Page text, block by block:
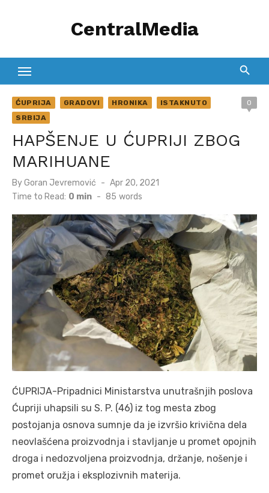
CentralMedia
ĆUPRIJA GRADOVI HRONIKA
ISTAKNUTO
SRBIJA
0
HAPŠENJE U ĆUPRIJI ZBOG
MARIHUANE
ByGoran Jevremović
Posted
on
Apr 20, 2021
Time to Read: 0 min - 85 words
ĆUPRIJA-Pripadnici Ministarstva unutrašnjih poslova
Ćupriji uhapsili su S. P. (46) iz tog mesta zbog
postojanja osnova sumnje da je izvršio krivična dela
neovlašćena proizvodnja i stavljanje u promet opojnih
droga i nedozvoljena proizvodnja, držanje, nošenje i
promet oružja i eksplozivnih materija.